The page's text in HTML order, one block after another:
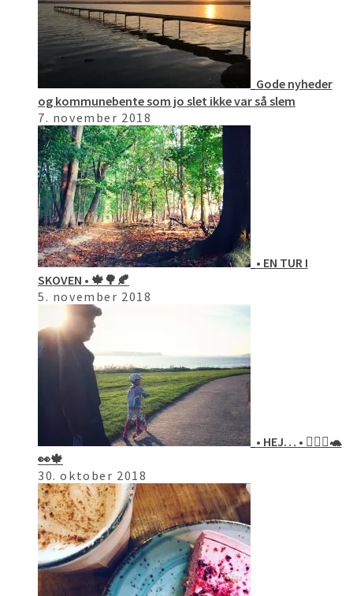
Gode nyheder
og kommunebente som jo slet ikke var så slem
7. november 2018
• EN TUR I
SKOVEN • 🍁🌳🍂
5. november 2018
• HEJ… • 🙋🏻‍♀️🐢
👀🍁
30. oktober 2018